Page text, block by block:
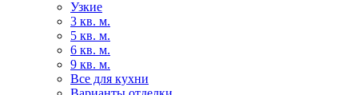
Узкие
3 кв. м.
5 кв. м.
6 кв. м.
9 кв. м.
Все для кухни